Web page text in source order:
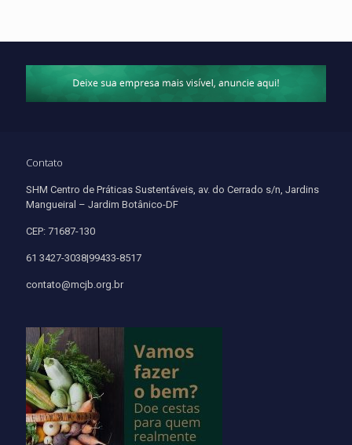
Contato
SHM Centro de Práticas Sustentáveis, av. do Cerrado s/n, Jardins
Mangueiral – Jardim Botânico-DF
CEP: 71687-130
61 3427-3038|99433-8517
contato@mcjb.org.br